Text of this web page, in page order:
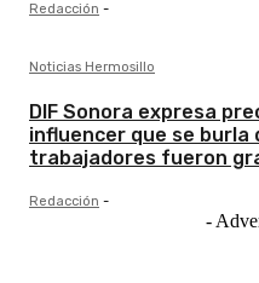
Redacción -
Noticias Hermosillo
DIF Sonora expresa
influencer que se
trabajadores fueron
Redacción -
-